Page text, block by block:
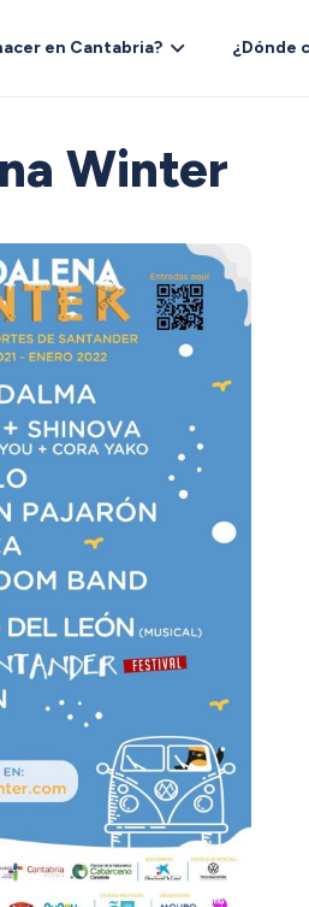
en Cantabria? ¿Dónde
Winter